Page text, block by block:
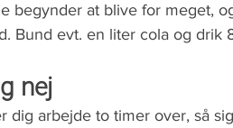
begynder at blive for meget,
Bund evt. en liter cola og drik
nej
dig arbejde to timer over, så